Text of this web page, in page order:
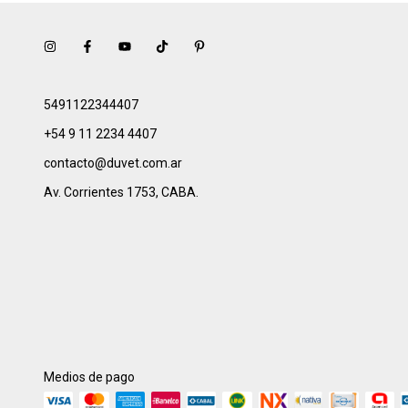
5491122344407
+54 9 11 2234 4407
contacto@duvet.com.ar
Av. Corrientes 1753, CABA.
Medios de pago